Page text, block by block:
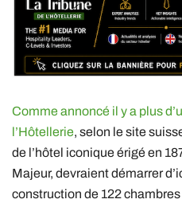
Comme annoncé il y a plus
l’Hôtellerie, selon le site
de l’hôtel iconique érigé en
Majeur, devraient démarrer
construction de 122